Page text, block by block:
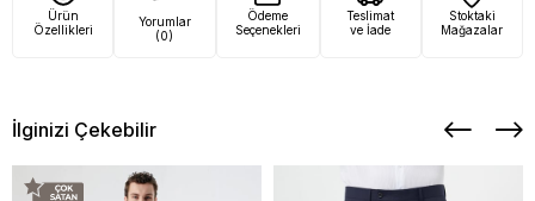
Ürün
Özellikleri
Yorumlar
(0)
Ödeme
Seçenekleri
Teslimat
ve İade
Stoktaki
Mağazalar
İlginizi Çekebilir